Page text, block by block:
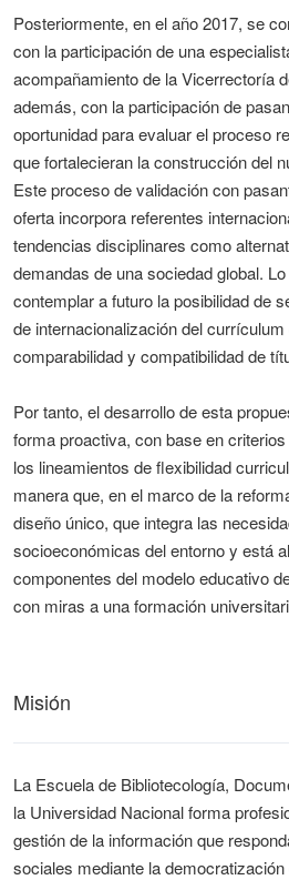
Posteriormente, en el año 2017, se
con la participación de una
acompañamiento de la Vicerrectoría
además, con la participación de
oportunidad para evaluar el proceso
que fortalecieran la construcción del
Este proceso de validación con
oferta incorpora referentes
tendencias disciplinares como
demandas de una sociedad global.
contemplar a futuro la posibilidad de
de internacionalización del
comparabilidad y compatibilidad de
Por tanto, el desarrollo de esta
forma proactiva, con base en
los lineamientos de flexibilidad
manera que, en el marco de la
diseño único, que integra las
socioeconómicas del entorno y está
componentes del modelo educativo
con miras a una formación
Misión
La Escuela de Bibliotecología,
la Universidad Nacional forma
gestión de la información que
sociales mediante la